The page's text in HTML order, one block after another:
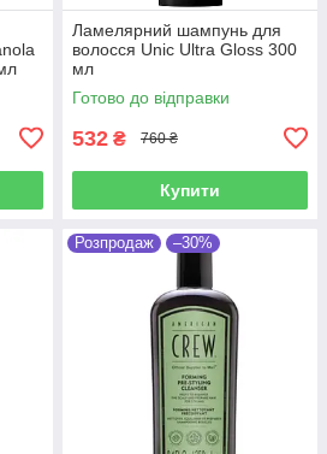
Ламелярний шампунь для
волосся Unic Ultra Gloss 300
мл
Готово до відправки
532 ₴ 760 ₴
Купити
Розпродаж –30%